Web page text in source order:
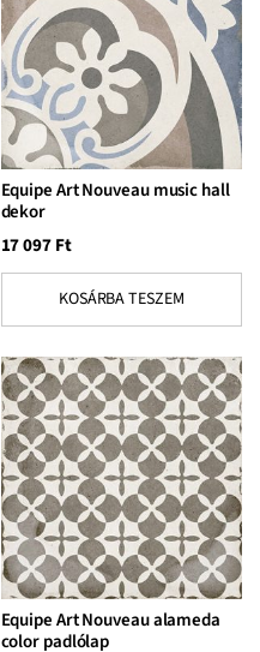
Equipe Art Nouveau music hall
dekor
17 097Ft
KOSÁRBA TESZEM
Equipe Art Nouveau alameda
color padlólap